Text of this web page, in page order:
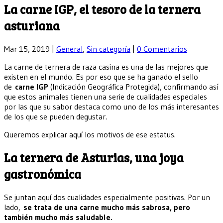
La carne IGP, el tesoro de la ternera
asturiana
Mar 15, 2019 | General, Sin categoría | 0 Comentarios
La carne de ternera de raza casina es una de las mejores que
existen en el mundo. Es por eso que se ha ganado el sello
de carne IGP (Indicación Geográfica Protegida), confirmando así
que estos animales tienen una serie de cualidades especiales
por las que su sabor destaca como uno de los más interesantes
de los que se pueden degustar.
Queremos explicar aquí los motivos de ese estatus.
La ternera de Asturias, una joya
gastronómica
Se juntan aquí dos cualidades especialmente positivas. Por un
lado, se trata de una carne mucho más sabrosa, pero
también mucho más saludable.